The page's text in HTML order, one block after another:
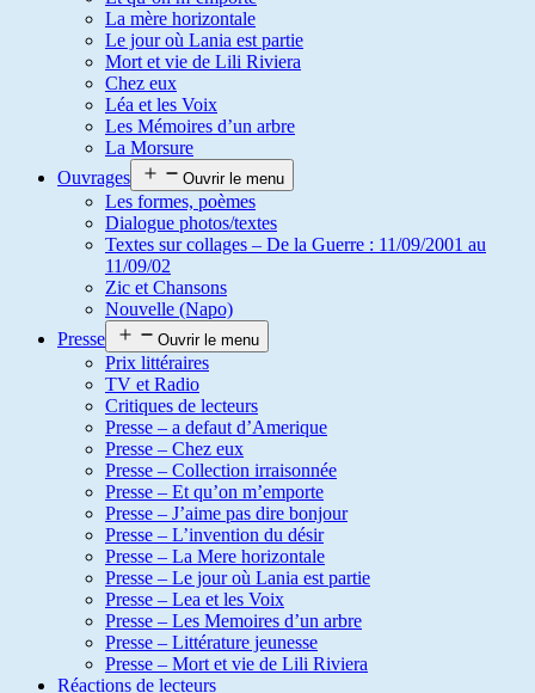
La mère horizontale
Le jour où Lania est partie
Mort et vie de Lili Riviera
Chez eux
Léa et les Voix
Les Mémoires d’un arbre
La Morsure
Ouvrages
Ouvrir le menu
Les formes, poèmes
Dialogue photos/textes
Textes sur collages – De la Guerre : 11/09/2001 au
11/09/02
Zic et Chansons
Nouvelle (Napo)
Presse
Ouvrir le menu
Prix littéraires
TV et Radio
Critiques de lecteurs
Presse – a defaut d’Amerique
Presse – Chez eux
Presse – Collection irraisonnée
Presse – Et qu’on m’emporte
Presse – J’aime pas dire bonjour
Presse – L’invention du désir
Presse – La Mere horizontale
Presse – Le jour où Lania est partie
Presse – Lea et les Voix
Presse – Les Memoires d’un arbre
Presse – Littérature jeunesse
Presse – Mort et vie de Lili Riviera
Réactions de lecteurs